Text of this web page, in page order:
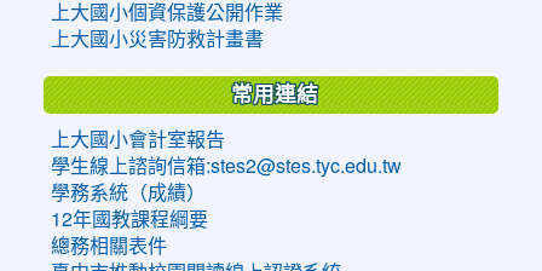
上大國小個資保護公開作業
上大國小災害防救計畫書
常用連結
上大國小會計室報告
學生線上諮詢信箱:stes2@stes.tyc.edu.tw
學務系統（成績）
12年國教課程綱要
總務相關表件